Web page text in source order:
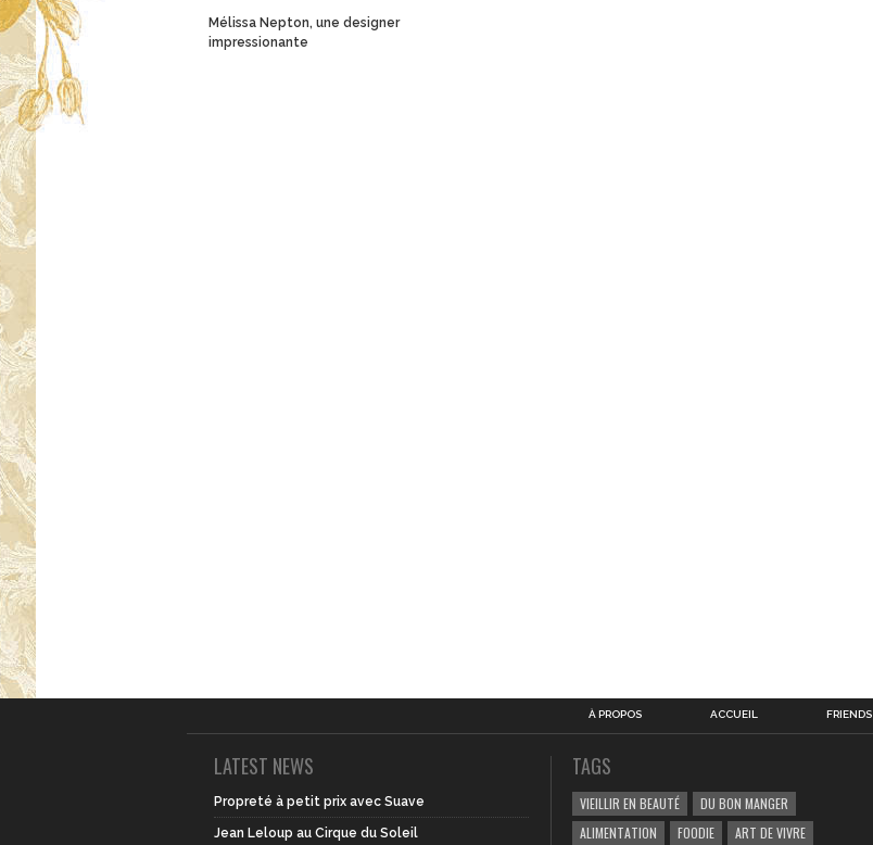
Mélissa Nepton, une designer
impressionante
À PROPOS ACCUEIL FRIENDS
LATEST NEWS
Propreté à petit prix avec Suave
Jean Leloup au Cirque du Soleil
TAGS
VIEILLIR EN BEAUTÉ
DU BON MANGER
ALIMENTATION
FOODIE ART DE VIVRE